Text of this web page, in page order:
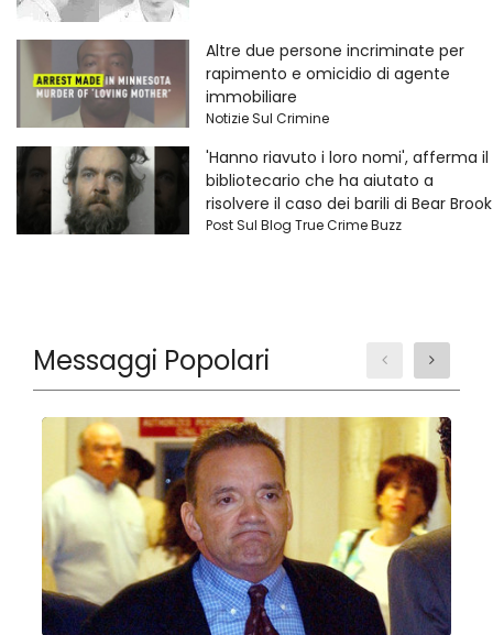
Altre due persone incriminate per
rapimento e omicidio di agente
immobiliare
Notizie Sul Crimine
'Hanno riavuto i loro nomi', afferma il
bibliotecario che ha aiutato a
risolvere il caso dei barili di Bear Brook
Post Sul Blog True Crime Buzz
Messaggi Popolari